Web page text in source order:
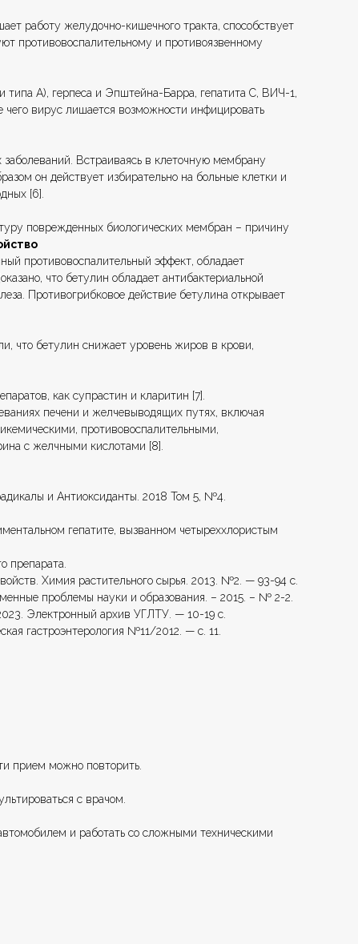
работу желудочно-кишечного тракта, способствует
противовоспалительному и противоязвенному
типа А), герпеса и Эпштейна-Барра, гепатита С, ВИЧ-1,
чего вирус лишается возможности инфицировать
Встраиваясь в клеточную мембрану
он действует избирательно на больные клетки и
[6].
поврежденных биологических мембран – причину
противовоспалительный эффект, обладает
что бетулин обладает антибактериальной
Противогрибковое действие бетулина открывает
что бетулин снижает уровень жиров в крови,
как супрастин и кларитин [7].
печени и желчевыводящих путях, включая
противовоспалительными,
с желчными кислотами [8].
и Антиоксиданты. 2018 Том 5, №4.
гепатите, вызванном четыреххлористым
препарата.
Химия растительного сырья. 2013. №2. — 93-94 с.
проблемы науки и образования. – 2015. – № 2-2.
Электронный архив УГЛТУ. — 10-19 с.
гастроэнтерология №11/2012. — с. 11.
прием можно повторить.
с врачом.
и работать со сложными техническими